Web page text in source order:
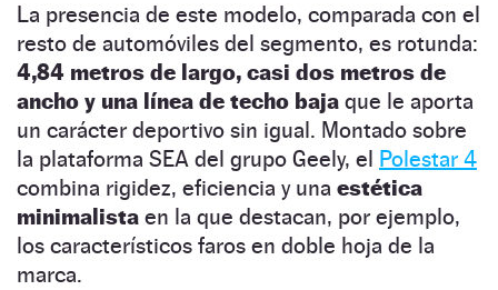
La presencia de este modelo, comparada con el
resto de automóviles del segmento, es rotunda:
4,84 metros de largo, casi dos metros de
ancho y una línea de techo baja que le aporta
un carácter deportivo sin igual. Montado sobre
la plataforma SEA del grupo Geely, el Polestar 4
combina rigidez, eficiencia y una estética
minimalista en la que destacan, por ejemplo,
los característicos faros en doble hoja de la
marca.